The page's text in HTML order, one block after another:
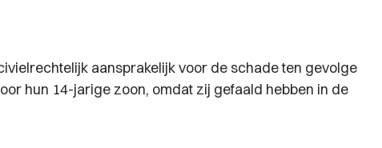
aansprakelijk voor de schade ten gevolge
hun 14-jarige zoon, omdat zij gefaald hebben in de